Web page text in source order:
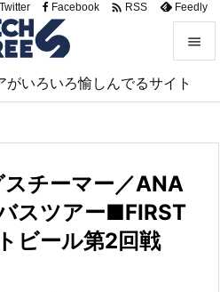
いろいろ愉しんでるサイト


サイド
Twitter Facebook  RSS Feedly
チーマー／ANA
スツアー■FIRST
ビール第2回戦